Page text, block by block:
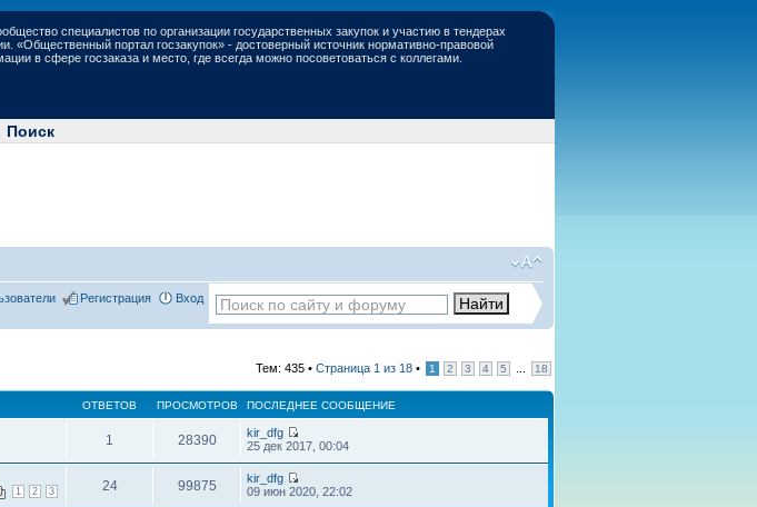
специалистов по организации государственных закупок и участию в тендерах
«Общественный портал госзакупок» - достоверный источник нормативно-правовой
в сфере госзаказа и место, где всегда можно посоветоваться с коллегами.
Поиск
Регистрация Вход
Тем: 435 • Страница 1 из 18 • 1 2 3 4 5 18
ОТВЕТОВ ПРОСМОТРОВ ПОСЛЕДНЕЕ СООБЩЕНИЕ
1 28390
kir_dfg
25 дек 2017, 00:04
1 2 3 24 99875
kir_dfg
09 июн 2020, 22:02